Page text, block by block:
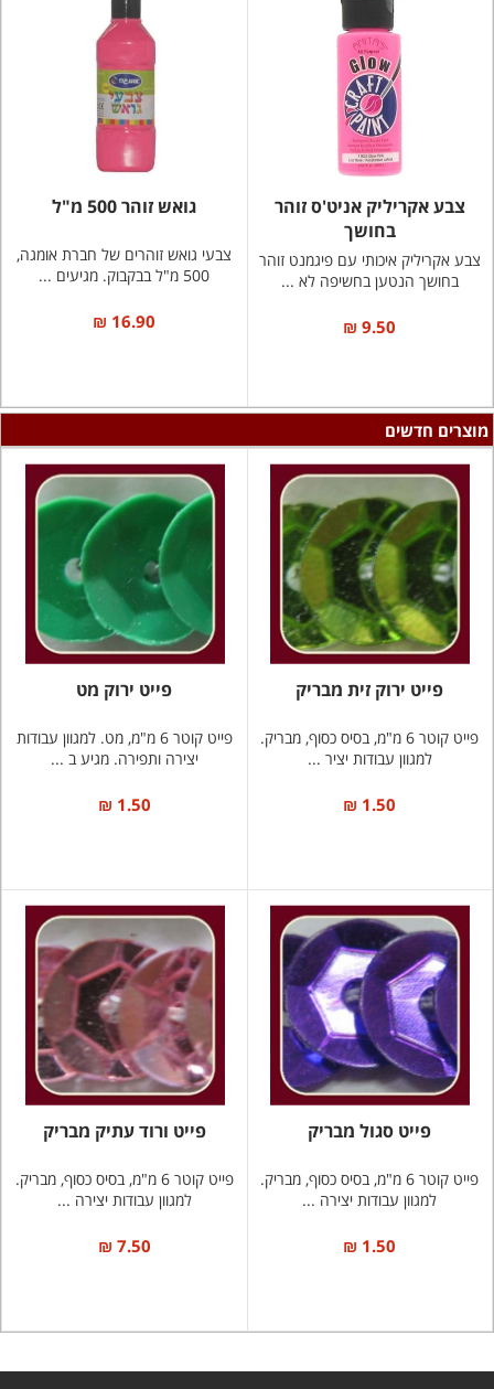
צבע אקריליק אניט'ס זוהר
בחושך
צבע אקריליק איכותי עם פיגמנט זוהר
בחושך הנטען בחשיפה לא ...
9.50 ₪
גואש זוהר 500 מ"ל
צבעי גואש זוהרים של חברת אומגה,
500 מ"ל בבקבוק. מגיעים ...
16.90 ₪
מוצרים חדשים
פייט ירוק זית מבריק
פייט קוטר 6 מ"מ, בסיס כסוף, מבריק.
למגוון עבודות יציר ...
1.50 ₪
פייט ירוק מט
פייט קוטר 6 מ"מ, מט. למגוון עבודות
יצירה ותפירה. מגיע ב ...
1.50 ₪
פייט סגול מבריק
פייט קוטר 6 מ"מ, בסיס כסוף, מבריק.
למגוון עבודות יצירה ...
1.50 ₪
פייט ורוד עתיק מבריק
פייט קוטר 6 מ"מ, בסיס כסוף, מבריק.
למגוון עבודות יצירה ...
7.50 ₪